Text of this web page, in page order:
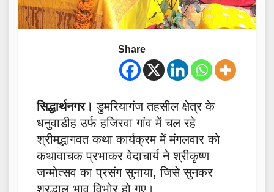
Share
सिद्धार्थनगर।डुमरियागंज तहसील क्षेत्र के
धनुवाडीह उर्फ हजिरवा गांव में चल रहे
श्रीमद्भागवत कथा कार्यक्रम में मंगलवार को
कथावाचक प्रभाकर वेदाचार्य ने श्रीकृष्ण
जन्मोत्सव का प्रसंग सुनाया, जिसे सुनकर
श्रद्धालु भाव विभोर हो गए।